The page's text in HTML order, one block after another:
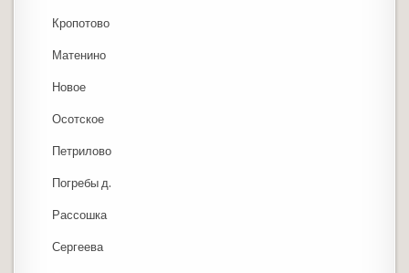
Кропотово
Матенино
Новое
Осотское
Петрилово
Погребы д.
Рассошка
Сергеева